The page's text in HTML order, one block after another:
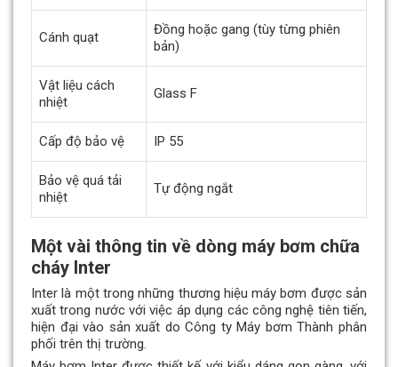
Cánh quạt
Đồng hoặc gang (tùy từng phiên
bản)
Vật liệu cách
nhiệt
Glass F
Cấp độ bảo vệ IP 55
Bảo vệ quá tải
nhiệt
Tự động ngắt
Một vài thông tin về dòng máy bơm chữa
cháy Inter
Inter là một trong những thương hiệu máy bơm được sản
xuất trong nước với việc áp dụng các công nghệ tiên tiến,
hiện đại vào sản xuất do Công ty Máy bơm Thành phân
phối trên thị trường.